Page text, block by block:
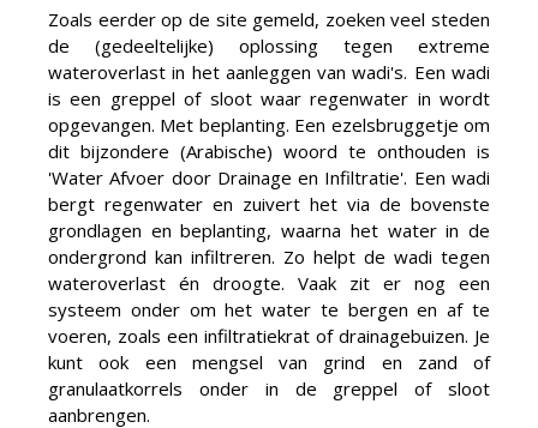
Zoals eerder op de site gemeld, zoeken veel steden
de (gedeeltelijke) oplossing tegen extreme
wateroverlast in het aanleggen van wadi's. Een wadi
is een greppel of sloot waar regenwater in wordt
opgevangen. Met beplanting. Een ezelsbruggetje om
dit bijzondere (Arabische) woord te onthouden is
'Water Afvoer door Drainage en Infiltratie'. Een wadi
bergt regenwater en zuivert het via de bovenste
grondlagen en beplanting, waarna het water in de
ondergrond kan infiltreren. Zo helpt de wadi tegen
wateroverlast én droogte. Vaak zit er nog een
systeem onder om het water te bergen en af te
voeren, zoals een infiltratiekrat of drainagebuizen. Je
kunt ook een mengsel van grind en zand of
granulaatkorrels onder in de greppel of sloot
aanbrengen.